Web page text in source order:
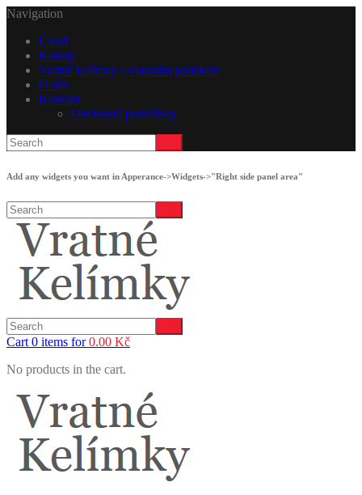
Navigation
Úvod
E-shop
Vratné kelímky s vlastním potiskem
O nás
Kontakt
Obchodní podmínky
Add any widgets you want in Apperance->Widgets->"Right side panel area"
Cart 0 items for0.00 Kč
No products in the cart.